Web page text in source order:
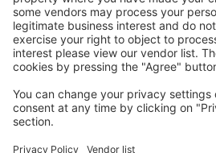
Copyright © eSky.ba. Sva prava zadržana.